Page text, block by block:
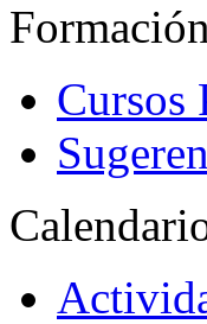
Formación
Cursos